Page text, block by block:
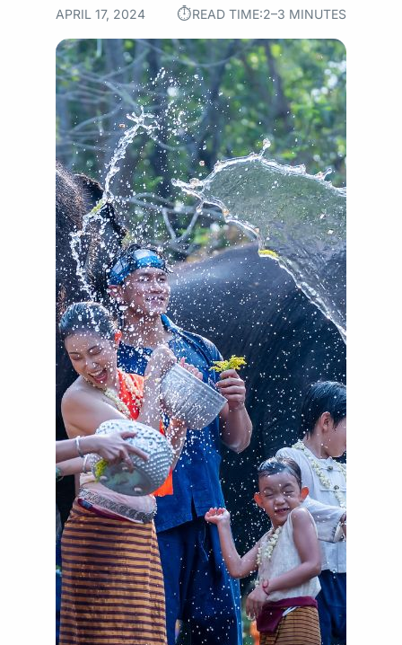
APRIL 17, 2024 ⏱︎READ TIME:2–3 MINUTES